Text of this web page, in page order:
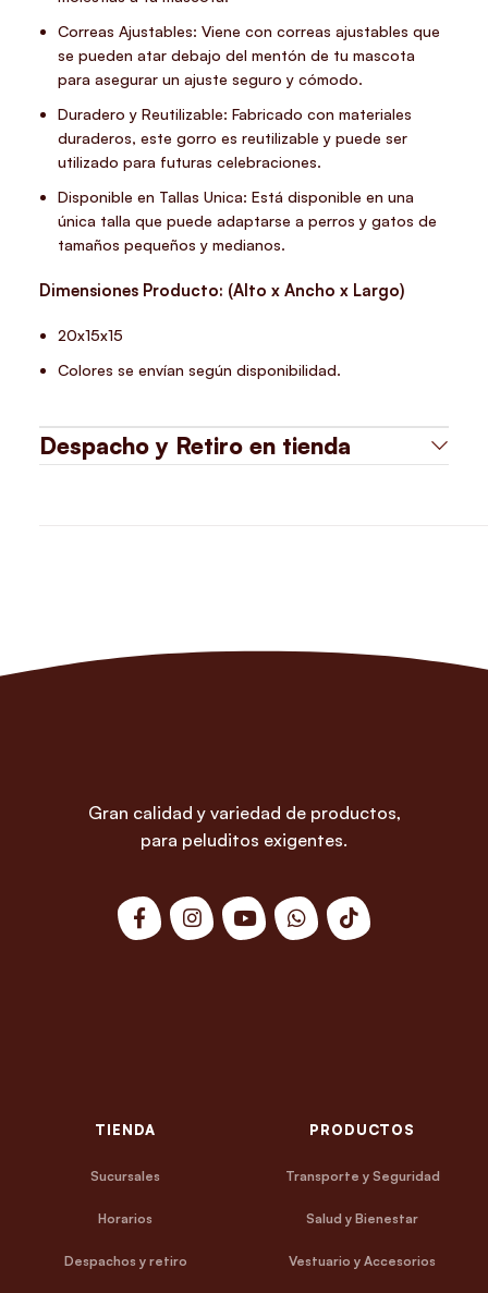
Correas Ajustables: Viene con correas ajustables que
se pueden atar debajo del mentón de tu mascota
para asegurar un ajuste seguro y cómodo.
Duradero y Reutilizable: Fabricado con materiales
duraderos, este gorro es reutilizable y puede ser
utilizado para futuras celebraciones.
Disponible en Tallas Unica: Está disponible en una
única talla que puede adaptarse a perros y gatos de
tamaños pequeños y medianos.
Dimensiones Producto: (Alto x Ancho x Largo)
20x15x15
Colores se envían según disponibilidad.
Despacho y Retiro en tienda
Gran calidad y variedad de productos,
para peluditos exigentes.
TIENDA
Sucursales
Horarios
Despachos y retiro
PRODUCTOS
Transporte y Seguridad
Salud y Bienestar
Vestuario y Accesorios